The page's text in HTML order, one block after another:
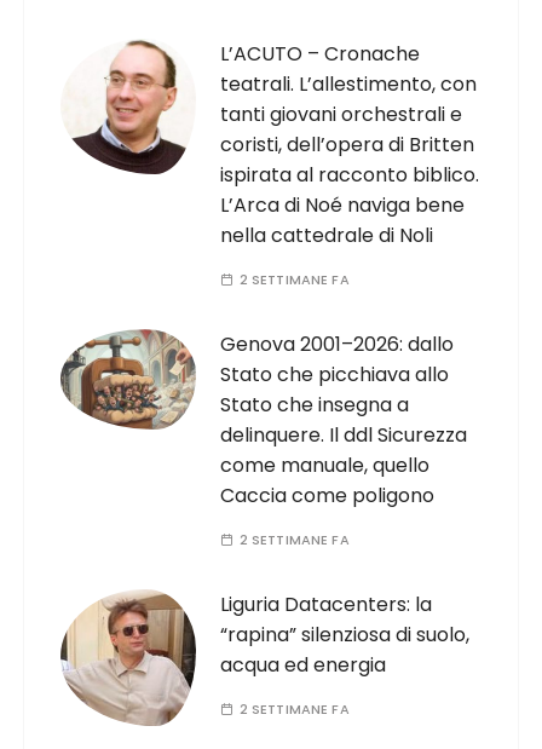
L’ACUTO – Cronache
teatrali. L’allestimento, con
tanti giovani orchestrali e
coristi, dell’opera di Britten
ispirata al racconto biblico.
L’Arca di Noé naviga bene
nella cattedrale di Noli
2 SETTIMANE FA
Genova 2001–2026: dallo
Stato che picchiava allo
Stato che insegna a
delinquere. Il ddl Sicurezza
come manuale, quello
Caccia come poligono
2 SETTIMANE FA
Liguria Datacenters: la
“rapina” silenziosa di suolo,
acqua ed energia
2 SETTIMANE FA